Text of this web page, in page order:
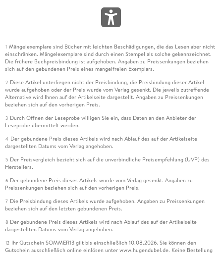
1 Mängelexemplare sind Bücher mit leichten Beschädigungen, die das Lesen aber nicht
einschränken. Mängelexemplare sind durch einen Stempel als solche gekennzeichnet.
Die frühere Buchpreisbindung ist aufgehoben. Angaben zu Preissenkungen beziehen
sich auf den gebundenen Preis eines mangelfreien Exemplars.
2 Diese Artikel unterliegen nicht der Preisbindung, die Preisbindung dieser Artikel
wurde aufgehoben oder der Preis wurde vom Verlag gesenkt. Die jeweils zutreffende
Alternative wird Ihnen auf der Artikelseite dargestellt. Angaben zu Preissenkungen
beziehen sich auf den vorherigen Preis.
3 Durch Öffnen der Leseprobe willigen Sie ein, dass Daten an den Anbieter der
Leseprobe übermittelt werden.
4 Der gebundene Preis dieses Artikels wird nach Ablauf des auf der Artikelseite
dargestellten Datums vom Verlag angehoben.
5 Der Preisvergleich bezieht sich auf die unverbindliche Preisempfehlung (UVP) des
Herstellers.
6 Der gebundene Preis dieses Artikels wurde vom Verlag gesenkt. Angaben zu
Preissenkungen beziehen sich auf den vorherigen Preis.
7 Die Preisbindung dieses Artikels wurde aufgehoben. Angaben zu Preissenkungen
beziehen sich auf den letzten gebundenen Preis.
8 Der gebundene Preis dieses Artikels wird nach Ablauf des auf der Artikelseite
dargestellten Datums vom Verlag angehoben.
12 Ihr Gutschein SOMMER13 gilt bis einschließlich 10.08.2026. Sie können den
Gutschein ausschließlich online einlösen unter www.hugendubel.de. Keine Bestellung